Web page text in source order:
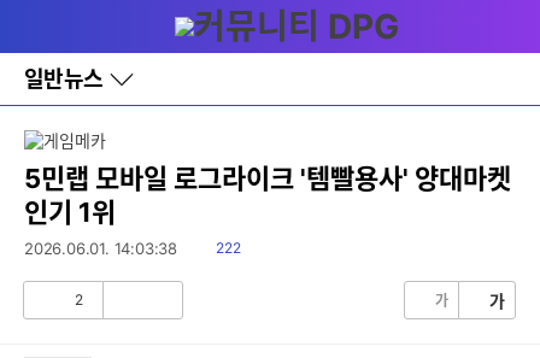
와
홈
일반뉴스
바
로
레
이
토
5민랩 모바일 로그라이크 '템빨용사' 양대마켓
인기 1위
2026.06.01. 14:03:38
읽
222
2 가 가